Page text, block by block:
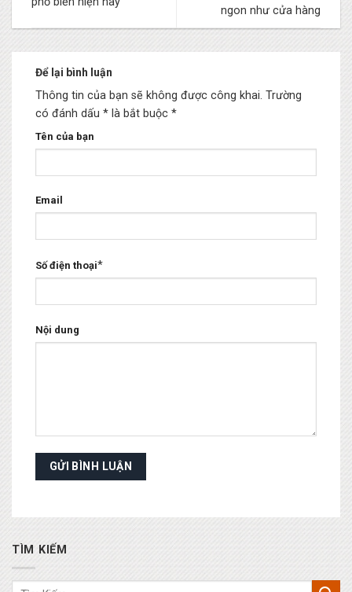
ngon như cửa hàng
Để lại bình luận
Thông tin của bạn sẽ không được công khai. Trường
có đánh dấu * là bắt buộc *
Tên của bạn
Email
Số điện thoại*
Nội dung
TÌM KIẾM